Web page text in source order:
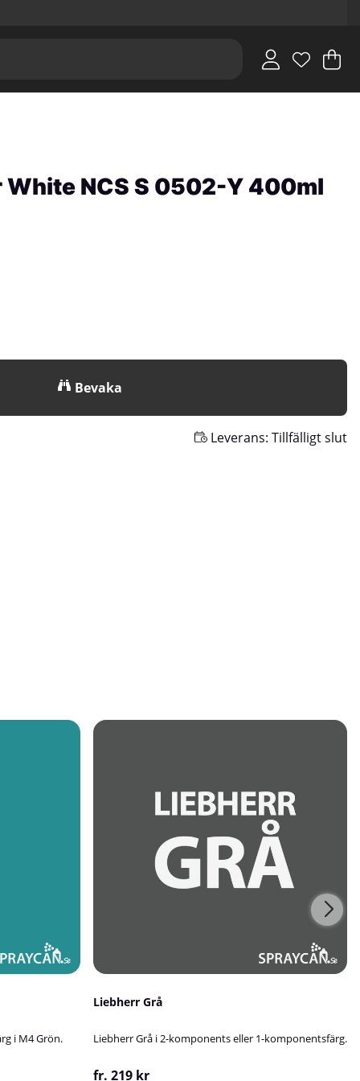
.
NCS S 0502-Y 400ml
Bevaka
Leverans: Tillfälligt slut
i M4 Grön.
Liebherr Grå
Liebherr Grå i 2-komponents eller 1-komponentsfärg.
fr. 219 kr